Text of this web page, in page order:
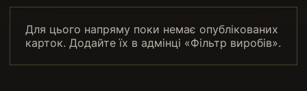
Для цього напряму поки немає опублікованих
карток. Додайте їх в адмінці «Фільтр виробів».